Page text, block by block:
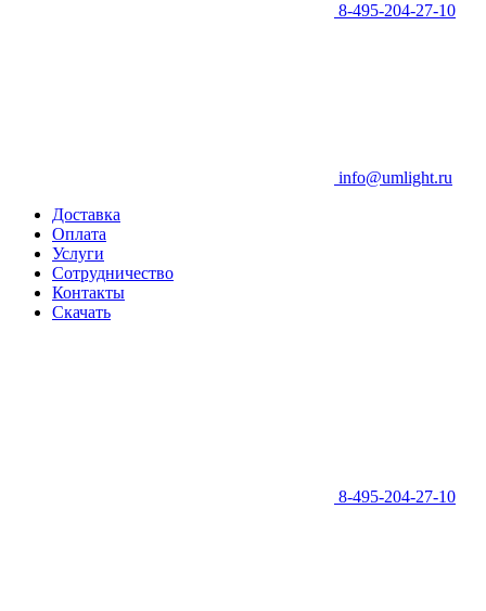
8-495-204-27-10
info@umlight.ru
Доставка
Оплата
Услуги
Сотрудничество
Контакты
Скачать
8-495-204-27-10